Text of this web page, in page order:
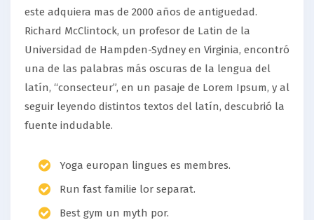
este adquiera mas de 2000 años de antiguedad.
Richard McClintock, un profesor de Latin de la
Universidad de Hampden-Sydney en Virginia, encontró
una de las palabras más oscuras de la lengua del
latín, “consecteur”, en un pasaje de Lorem Ipsum, y al
seguir leyendo distintos textos del latín, descubrió la
fuente indudable.
Yoga europan lingues es membres.
Run fast familie lor separat.
Best gym un myth por.